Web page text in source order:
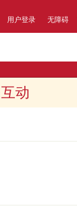
用户登录 无障碍
动